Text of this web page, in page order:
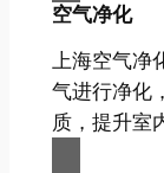
空气净化
上海空气
气进行净化
质，提升室